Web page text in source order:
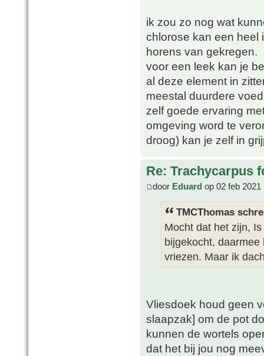
ik zou zo nog wat
chlorose kan een heel
horens van gekregen.
voor een leek kan je
al deze element in
meestal duurdere
zelf goede ervaring
omgeving word te
droog) kan je zelf in
Re: Trachycarpus
door Eduard op 02 feb 2021
TMCThomas
Mocht dat het zijn,
bijgekocht,
vriezen. Maar ik
Vliesdoek houd geen
slaapzak] om de pot
kunnen de wortels
dat het bij jou nog